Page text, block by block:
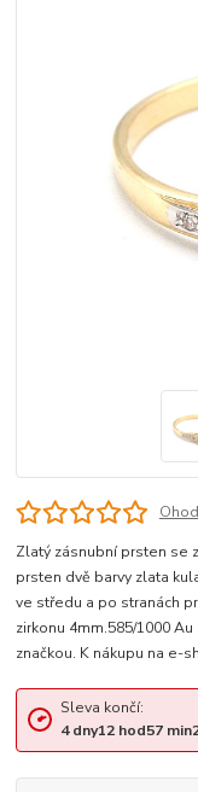
Zlatý zásnubní prsten se
prsten dvě barvy zlata
ve středu a po stranách
zirkonu 4mm.585/1000
značkou. K nákupu na e-
Sleva končí:
4 dny12hod57min